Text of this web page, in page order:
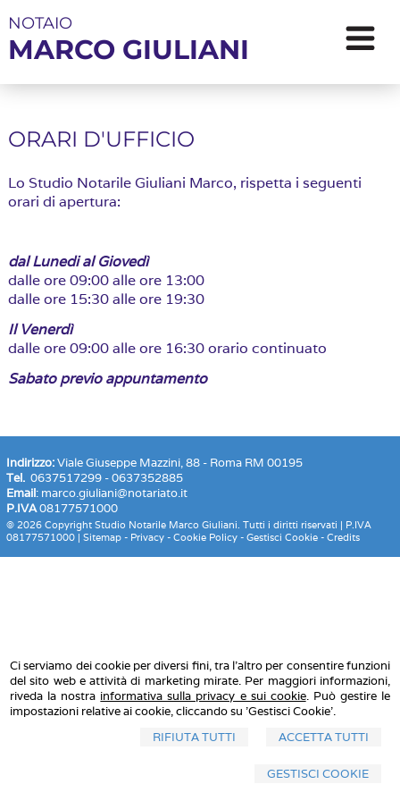
Ci serviamo dei cookie per diversi fini, tra l'altro per consentire funzioni
del sito web e attività di marketing mirate. Per maggiori informazioni,
riveda la nostra informativa sulla privacy e sui cookie. Può gestire le
impostazioni relative ai cookie, cliccando su 'Gestisci Cookie'.
ACCETTA TUTTI
RIFIUTA TUTTI
GESTISCI COOKIE
NOTAIO
MARCO GIULIANI
ORARI D'UFFICIO
Lo Studio Notarile Giuliani Marco, rispetta i seguenti
orari di apertura:
dal Lunedi al Giovedì
dalle ore 09:00 alle ore 13:00
dalle ore 15:30 alle ore 19:30
Il Venerdì
dalle ore 09:00 alle ore 16:30 orario continuato
Sabato previo appuntamento
Indirizzo:Viale Giuseppe Mazzini, 88 - Roma RM 00195
Tel.0637517299 - 0637352885
Email: marco.giuliani@notariato.it
P.IVA08177571000
© 2026 Copyright Studio Notarile Marco Giuliani. Tutti i diritti riservati | P.IVA
08177571000 | Sitemap- Privacy- Cookie Policy- Gestisci Cookie- Credits